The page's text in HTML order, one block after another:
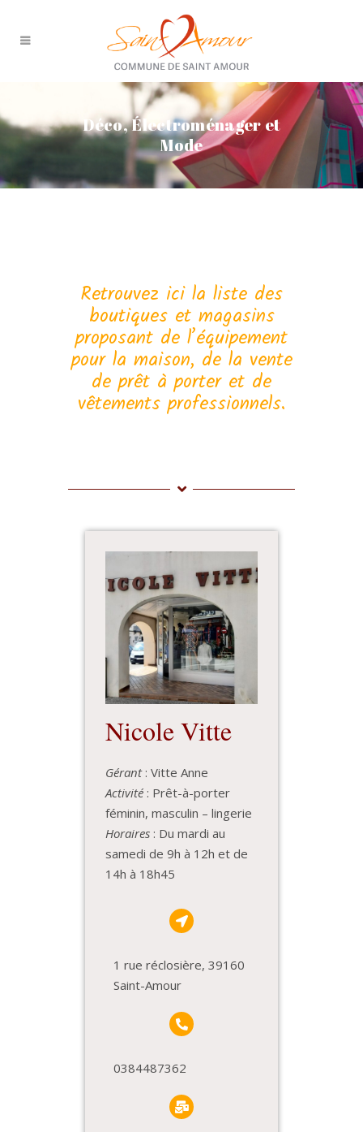
Déco, Électroménager et
Mode
Retrouvez ici la liste des
boutiques et magasins
proposant de l’équipement
pour la maison, de la vente
de prêt à porter et de
vêtements professionnels.
Nicole Vitte
Gérant: Vitte Anne
Activité : Prêt-à-porter
féminin, masculin – lingerie
Horaires : Du mardi au
samedi de 9h à 12h et de
14h à 18h45
1 rue réclosière, 39160
Saint-Amour
0384487362